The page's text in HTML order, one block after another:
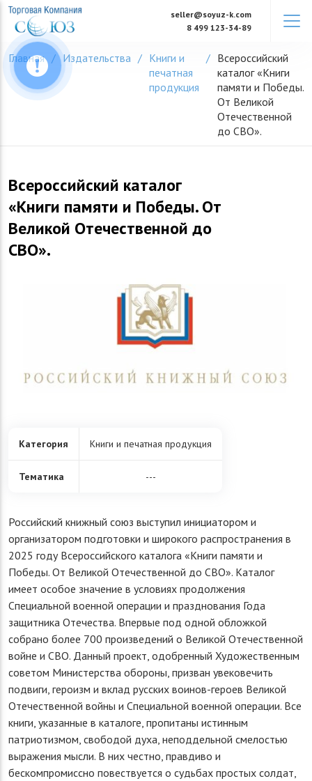
Skip
content
seller@soyuz-k.com
8 499 123-34-89
Главная Издательства
Книги и
печатная
продукция
Всероссийский
каталог «Книги
памяти и Победы.
От Великой
Отечественной
до СВО».
Всероссийский каталог
«Книги памяти и Победы. От
Великой Отечественной до
СВО».
Категория Книги и печатная продукция
Тематика ---
Российский книжный союз выступил инициатором и
организатором подготовки и широкого распространения в
2025 году Всероссийского каталога «Книги памяти и
Победы. От Великой Отечественной до СВО». Каталог
имеет особое значение в условиях продолжения
Специальной военной операции и празднования Года
защитника Отечества. Впервые под одной обложкой
собрано более 700 произведений о Великой Отечественной
войне и СВО. Данный проект, одобренный Художественным
советом Министерства обороны, призван увековечить
подвиги, героизм и вклад русских воинов-героев Великой
Отечественной войны и Специальной военной операции. Все
книги, указанные в каталоге, пропитаны истинным
патриотизмом, свободой духа, неподдельной смелостью
выражения мысли. В них честно, правдиво и
бескомпромиссно повествуется о судьбах простых солдат,